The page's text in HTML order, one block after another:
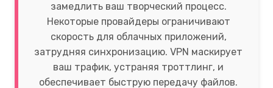
замедлить ваш творческий процесс.
Некоторые провайдеры ограничивают
скорость для облачных приложений,
затрудняя синхронизацию. VPN маскирует
ваш трафик, устраняя троттлинг, и
обеспечивает быструю передачу файлов.